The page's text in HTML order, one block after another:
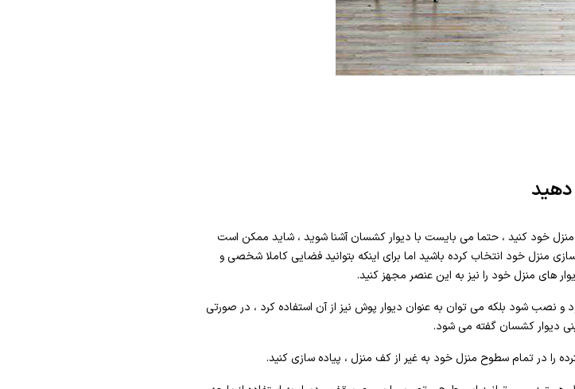
خود کنید ، حتما می بایست با دیوار کشسان آشنا شوید ، شاید ممکن است
منزل خود انتخاب کرده باشید اما برای اینکه بتوانید فضایی کاملا شخصی و
های منزل خود را نیز به این عنصر مجهز کنید.
شود بلکه می توان به عنوان دیوار پوش نیز از آن استفاده کرد ، در صورتی
دیوار کشسان گفته می شود.
در تمام سطوح منزل خود به غیر از کف منزل ، پیاده سازی کنید.